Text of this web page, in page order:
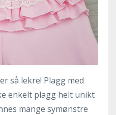
så lekre! Plagg med
enkelt plagg helt unikt
mange symønstre